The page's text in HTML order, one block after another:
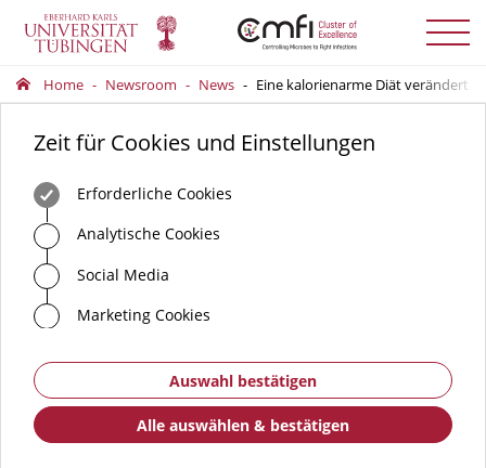
Menü
Home Newsroom News Eine kalorienarme Diät verändert
Zeit für Cookies und Einstellungen
Erforderliche Cookies
Analytische Cookies
Social Media
Marketing Cookies
Auswahl bestätigen
Alle auswählen & bestätigen